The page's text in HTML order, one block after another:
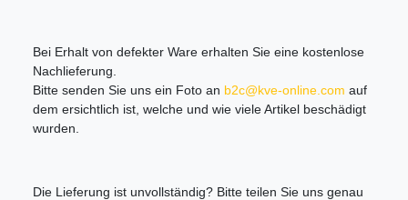
Bei Erhalt von defekter Ware erhalten Sie eine kostenlose
Nachlieferung.
Bitte senden Sie uns ein Foto an b2c@kve-online.com auf
dem ersichtlich ist, welche und wie viele Artikel beschädigt
wurden.
Die Lieferung ist unvollständig? Bitte teilen Sie uns genau